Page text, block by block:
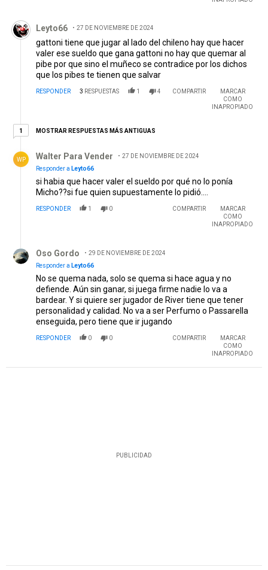
Comentario de Leyto66.
Leyto66 27 DE NOVIEMBRE DE 2024
gattoni tiene que jugar al lado del chileno hay que hacer
valer ese sueldo que gana gattoni no hay que quemar al
pibe por que sino el muñeco se contradice por los dichos
que los pibes te tienen que salvar
RESPONDER 3 RESPUESTAS 1 4 COMPARTIR
MARCAR
COMO
INAPROPIADO
11 respuesta más antiguas
MOSTRAR RESPUESTAS MÁS ANTIGUAS
WP Walter Para Vender
27 DE NOVIEMBRE DE 2024
Responder a Leyto66
si habia que hacer valer el sueldo por qué no lo ponía
Micho??si fue quien supuestamente lo pidió....
RESPONDER 1 0 COMPARTIR
MARCAR
COMO
INAPROPIADO
Oso Gordo
29 DE NOVIEMBRE DE 2024
Responder a Leyto66
No se quema nada, solo se quema si hace agua y no
defiende. Aún sin ganar, si juega firme nadie lo va a
bardear. Y si quiere ser jugador de River tiene que tener
personalidad y calidad. No va a ser Perfumo o Passarella
enseguida, pero tiene que ir jugando
RESPONDER 0 0 COMPARTIR
MARCAR
COMO
INAPROPIADO
PUBLICIDAD